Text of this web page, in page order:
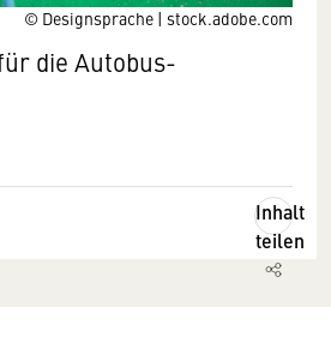
© Designsprache | stock.adobe.com
die Autobus-
Inhalt
teilen